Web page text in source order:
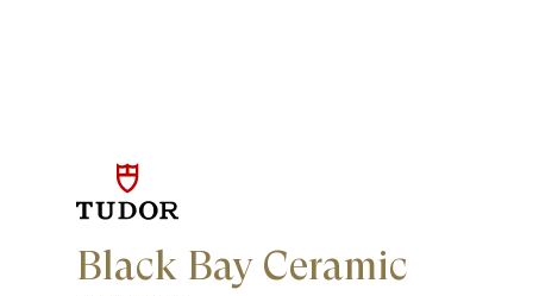
Black Bay Ceramic